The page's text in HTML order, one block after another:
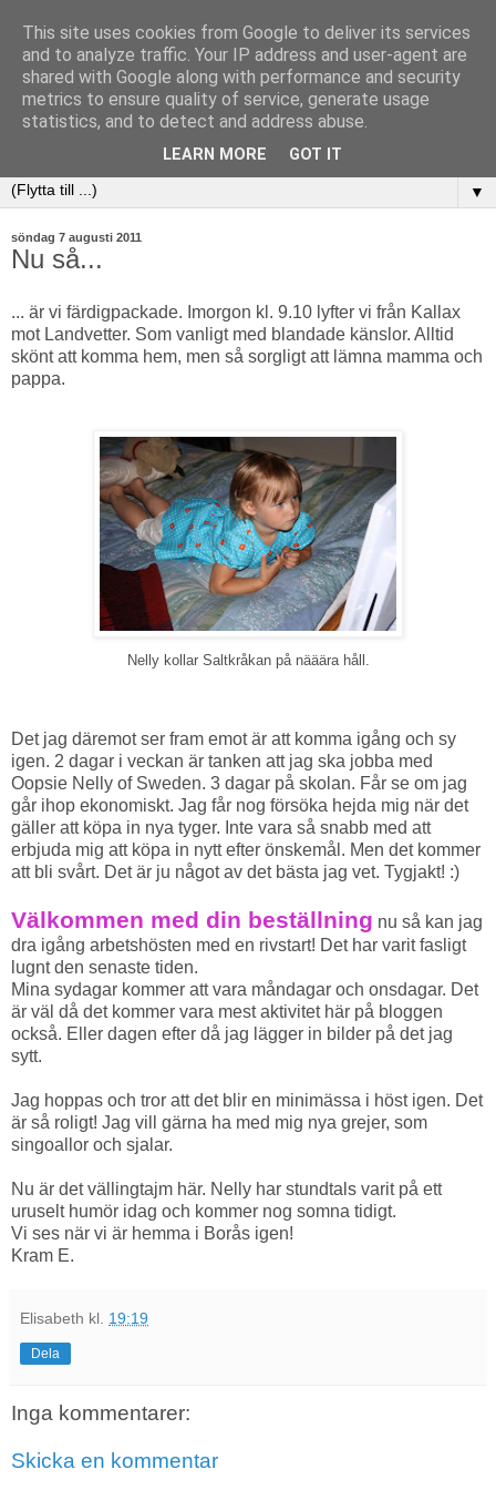
▼
söndag 7 augusti 2011
Nu så...
... är vi färdigpackade. Imorgon kl. 9.10 lyfter vi från Kallax
mot Landvetter. Som vanligt med blandade känslor. Alltid
skönt att komma hem, men så sorgligt att lämna mamma och
pappa.
Nelly kollar Saltkråkan på nääära håll.
Det jag däremot ser fram emot är att komma igång och sy
igen. 2 dagar i veckan är tanken att jag ska jobba med
Oopsie Nelly of Sweden. 3 dagar på skolan. Får se om jag
går ihop ekonomiskt. Jag får nog försöka hejda mig när det
gäller att köpa in nya tyger. Inte vara så snabb med att
erbjuda mig att köpa in nytt efter önskemål. Men det kommer
att bli svårt. Det är ju något av det bästa jag vet. Tygjakt! :)
Välkommen med din beställning nu så kan jag
dra igång arbetshösten med en rivstart! Det har varit fasligt
lugnt den senaste tiden.
Mina sydagar kommer att vara måndagar och onsdagar. Det
är väl då det kommer vara mest aktivitet här på bloggen
också. Eller dagen efter då jag lägger in bilder på det jag
sytt.
Jag hoppas och tror att det blir en minimässa i höst igen. Det
är så roligt! Jag vill gärna ha med mig nya grejer, som
singoallor och sjalar.
Nu är det vällingtajm här. Nelly har stundtals varit på ett
uruselt humör idag och kommer nog somna tidigt.
Vi ses när vi är hemma i Borås igen!
Kram E.
Elisabeth kl. 19:19
Dela
Inga kommentarer:
Skicka en kommentar
This site uses cookies from Google to deliver its services
and to analyze traffic. Your IP address and user-agent are
shared with Google along with performance and security
metrics to ensure quality of service, generate usage
statistics, and to detect and address abuse.
LEARN MORE GOT IT